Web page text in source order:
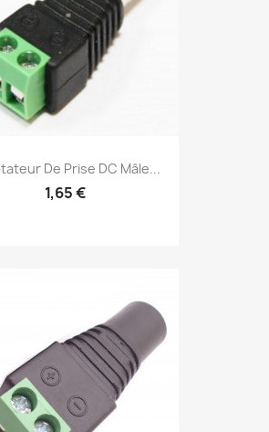
De Prise DC Mâle...
1,65 €